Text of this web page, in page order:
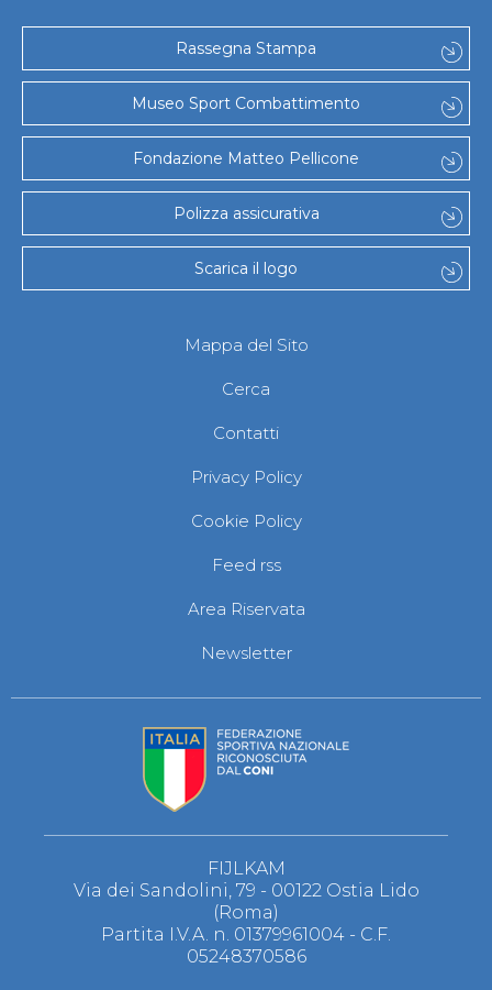
Rassegna Stampa
Museo Sport Combattimento
Fondazione Matteo Pellicone
Polizza assicurativa
Scarica il logo
Mappa del Sito
Cerca
Contatti
Privacy Policy
Cookie Policy
Feed rss
Area Riservata
Newsletter
FIJLKAM
Via dei Sandolini, 79 - 00122 Ostia Lido
(Roma)
Partita I.V.A. n. 01379961004 - C.F.
05248370586